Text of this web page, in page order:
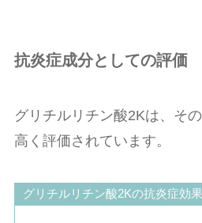
抗炎症成分としての評価
グリチルリチン酸2Kは、そ
高く評価されています。
グリチルリチン酸2Kの抗炎症効果